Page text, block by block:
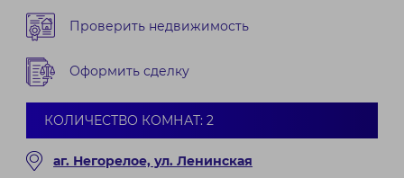
Проверить недвижимость
Оформить сделку
КОЛИЧЕСТВО КОМНАТ: 2
аг. Негорелое, ул. Ленинская